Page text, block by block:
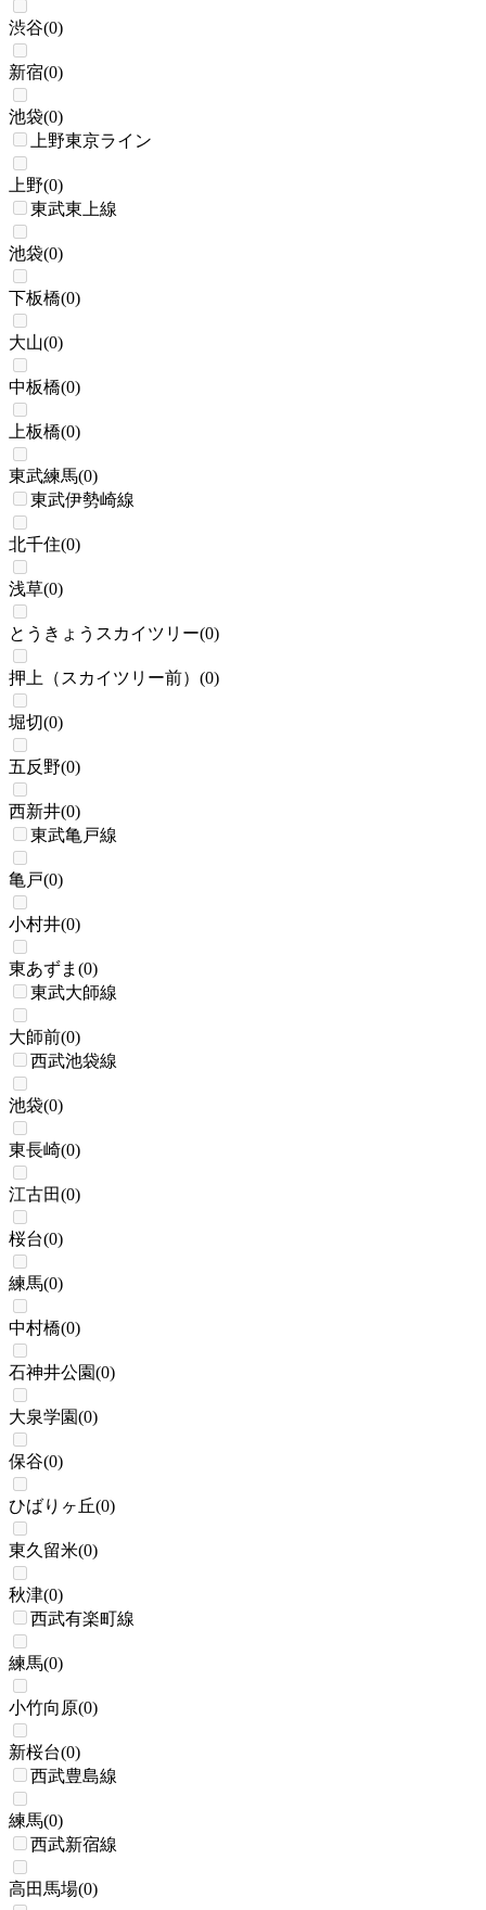
渋谷(0)
新宿(0)
池袋(0)
上野東京ライン
上野(0)
東武東上線
池袋(0)
下板橋(0)
大山(0)
中板橋(0)
上板橋(0)
東武練馬(0)
東武伊勢崎線
北千住(0)
浅草(0)
とうきょうスカイツリー(0)
押上（スカイツリー前） (0)
堀切(0)
五反野(0)
西新井(0)
東武亀戸線
亀戸(0)
小村井(0)
東あずま (0)
東武大師線
大師前(0)
西武池袋線
池袋(0)
東長崎(0)
江古田(0)
桜台(0)
練馬(0)
中村橋(0)
石神井公園(0)
大泉学園(0)
保谷(0)
ひばりヶ丘(0)
東久留米(0)
秋津(0)
西武有楽町線
練馬(0)
小竹向原(0)
新桜台(0)
西武豊島線
練馬(0)
西武新宿線
高田馬場(0)